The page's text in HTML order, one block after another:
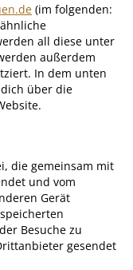
(im folgenden:
all diese unter
außerdem
In dem unten
über die
die gemeinsam mit
und vom
Gerät
Besuche zu
gesendet